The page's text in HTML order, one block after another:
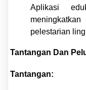
Aplikasi
pelestarian
Tantangan Dan
Tantangan: